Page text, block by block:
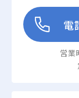
退去時には現
去精算を進め
工事の手配も
電
営業